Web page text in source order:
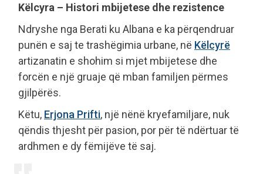
Këlcyra – Histori mbijetese dhe rezistence
Ndryshe nga Berati ku Albana e ka përqendruar
punën e saj te trashëgimia urbane, në Këlcyrë
artizanatin e shohim si mjet mbijetese dhe
forcën e një gruaje që mban familjen përmes
gjilpërës.
Këtu, Erjona Prifti, një nënë kryefamiljare, nuk
qëndis thjesht për pasion, por për të ndërtuar të
ardhmen e dy fëmijëve të saj.